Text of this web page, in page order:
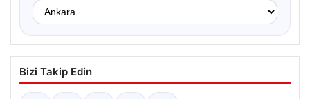
Bizi Takip Edin